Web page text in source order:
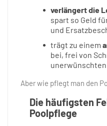
verlängert die
spart so Geld
und
trägt zu einem
bei, frei von
unerwünschten
Aber wie pflegt man den
Die häufigsten
Poolpflege